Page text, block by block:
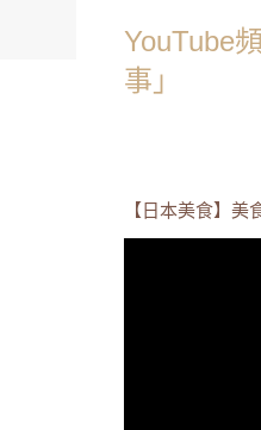
YouTube
事」
【日本美食】